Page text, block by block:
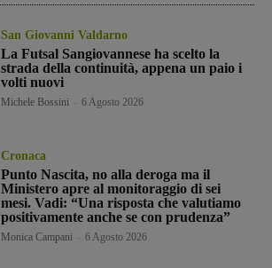
San Giovanni Valdarno
La Futsal Sangiovannese ha scelto la
strada della continuità, appena un paio i
volti nuovi
Michele Bossini 6 Agosto 2026
Cronaca
Punto Nascita, no alla deroga ma il
Ministero apre al monitoraggio di sei
mesi. Vadi: “Una risposta che valutiamo
positivamente anche se con prudenza”
Monica Campani 6 Agosto 2026